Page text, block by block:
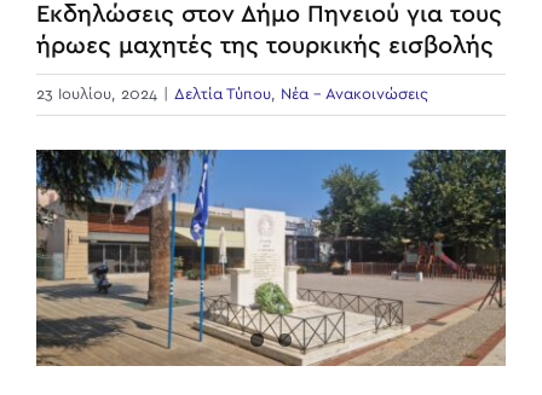
Εκδηλώσεις στον Δήμο Πηνειού για τους
ήρωες μαχητές της τουρκικής εισβολής
23 Ιουλίου, 2024 Δελτία Τύπου, Νέα - Ανακοινώσεις
View
Larger
Image